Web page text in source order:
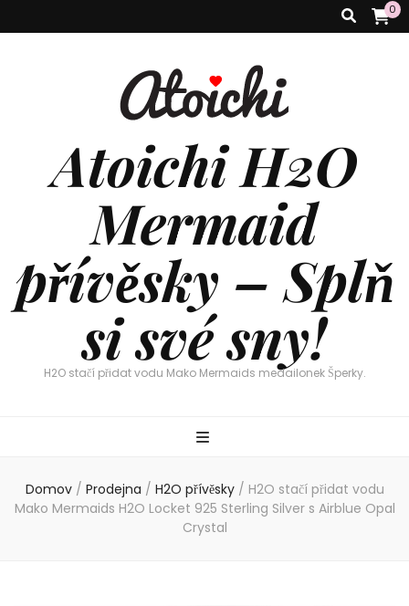
0
Atoichi H2O
Mermaid
přívěsky – Splň
si své sny!
H2O stačí přidat vodu Mako Mermaids medailonek Šperky.
Domov / Prodejna / H2O přívěsky / H2O stačí přidat vodu
Mako Mermaids H2O Locket 925 Sterling Silver s Airblue Opal
Crystal